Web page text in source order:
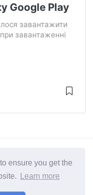
ensure you get the
Learn more
Google Play
завантажити
завантаженні